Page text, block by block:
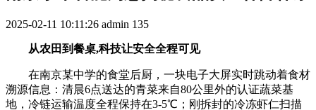
2025-02-11 10:11:26 admin 135
从农田到餐桌,科技让安全全程可见
在南京某中学的食堂后厨，一块电子大屏实时跳动着食材
溯源信息：清晨6点送达的青菜来自80公里外的认证蔬菜基
地，冷链运输温度全程保持在3-5℃；刚拆封的冷冻虾仁扫描